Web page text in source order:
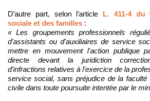
D’autre part, selon l’article L. 411-4 du
sociale et des familles :
« Les groupements professionnels
d'assistants ou d'auxiliaires de service
mettre en mouvement l'action publique
directe devant la juridiction
d'infractions relatives à l'exercice de la
service social, sans préjudice de la
civile dans toute poursuite intentée par le